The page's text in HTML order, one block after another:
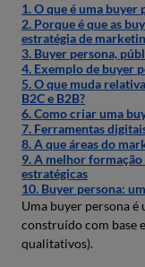
1. O que é uma buyer
2. Porque é que as
estratégia de
3. Buyer persona,
4. Exemplo de buyer
5. O que muda
B2C e B2B?
6. Como criar uma
7. Ferramentas
8. A que áreas do
9. A melhor
estratégicas
10. Buyer persona:
Uma buyer persona
construído com base
qualitativos).